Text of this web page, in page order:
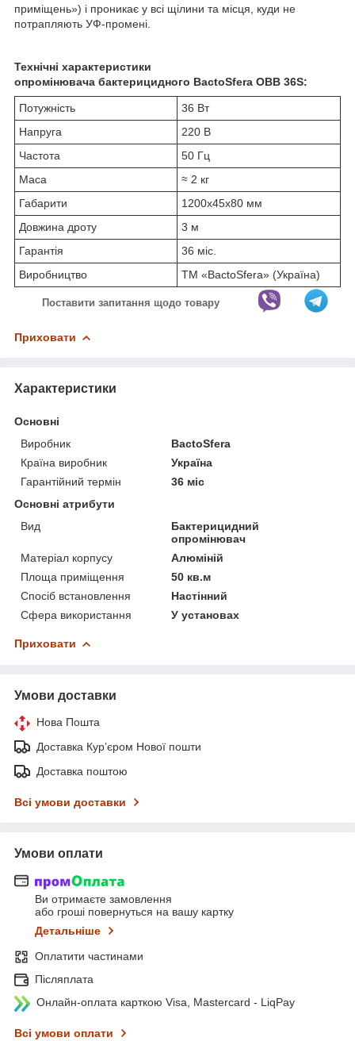
приміщень») і проникає у всі щілини та місця, куди не
потрапляють УФ-промені.
Технічні характеристики
опромінювача бактерицидного BactoSfera OBB 36S:
Потужність
36 Вт
Напруга
220 В
Частота
50 Гц
Маса
≈ 2 кг
Габарити
1200x45x80 мм
Довжина дроту
3 м
Гарантія
36 міс.
Виробництво
ТМ «BactoSfera» (Україна)
Поставити запитання щодо товару
Приховати
Характеристики
Основні
Виробник
BactoSfera
Країна виробник
Україна
Гарантійний термін
36 міс
Основні атрибути
Вид
Бактерицидний
опромінювач
Матеріал корпусу
Алюміній
Площа приміщення
50 кв.м
Спосіб встановлення
Настінний
Сфера використання
У установах
Приховати
Умови доставки
Нова Пошта
Доставка Курʼєром Нової пошти
Доставка поштою
Всі умови доставки
Умови оплати
Ви отримаєте замовлення
або гроші повернуться на вашу картку
Детальніше
Оплатити частинами
Післяплата
Онлайн-оплата карткою Visa, Mastercard - LiqPay
Всі умови оплати